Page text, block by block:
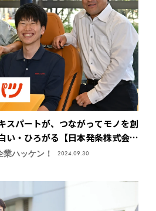
スパートが、つながってモノを創
い・ひろがる【日本発条株式会社
）】
ハッケン！ 2024.09.30